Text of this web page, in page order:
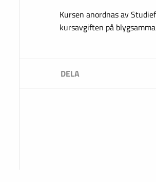
Kursen anordnas av
kursavgiften på